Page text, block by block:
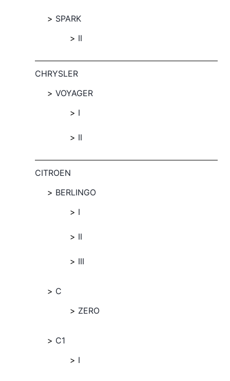
SPARK
II
CHRYSLER
VOYAGER
I
II
CITROEN
BERLINGO
I
II
III
C
ZERO
C1
I